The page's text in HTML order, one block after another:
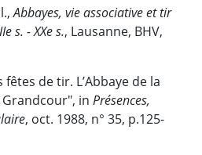
Abbayes, vie associative et tir
s. - XXe s., Lausanne, BHV,
fêtes de tir. L’Abbaye de la
in Présences,
, oct. 1988, n° 35, p.125-